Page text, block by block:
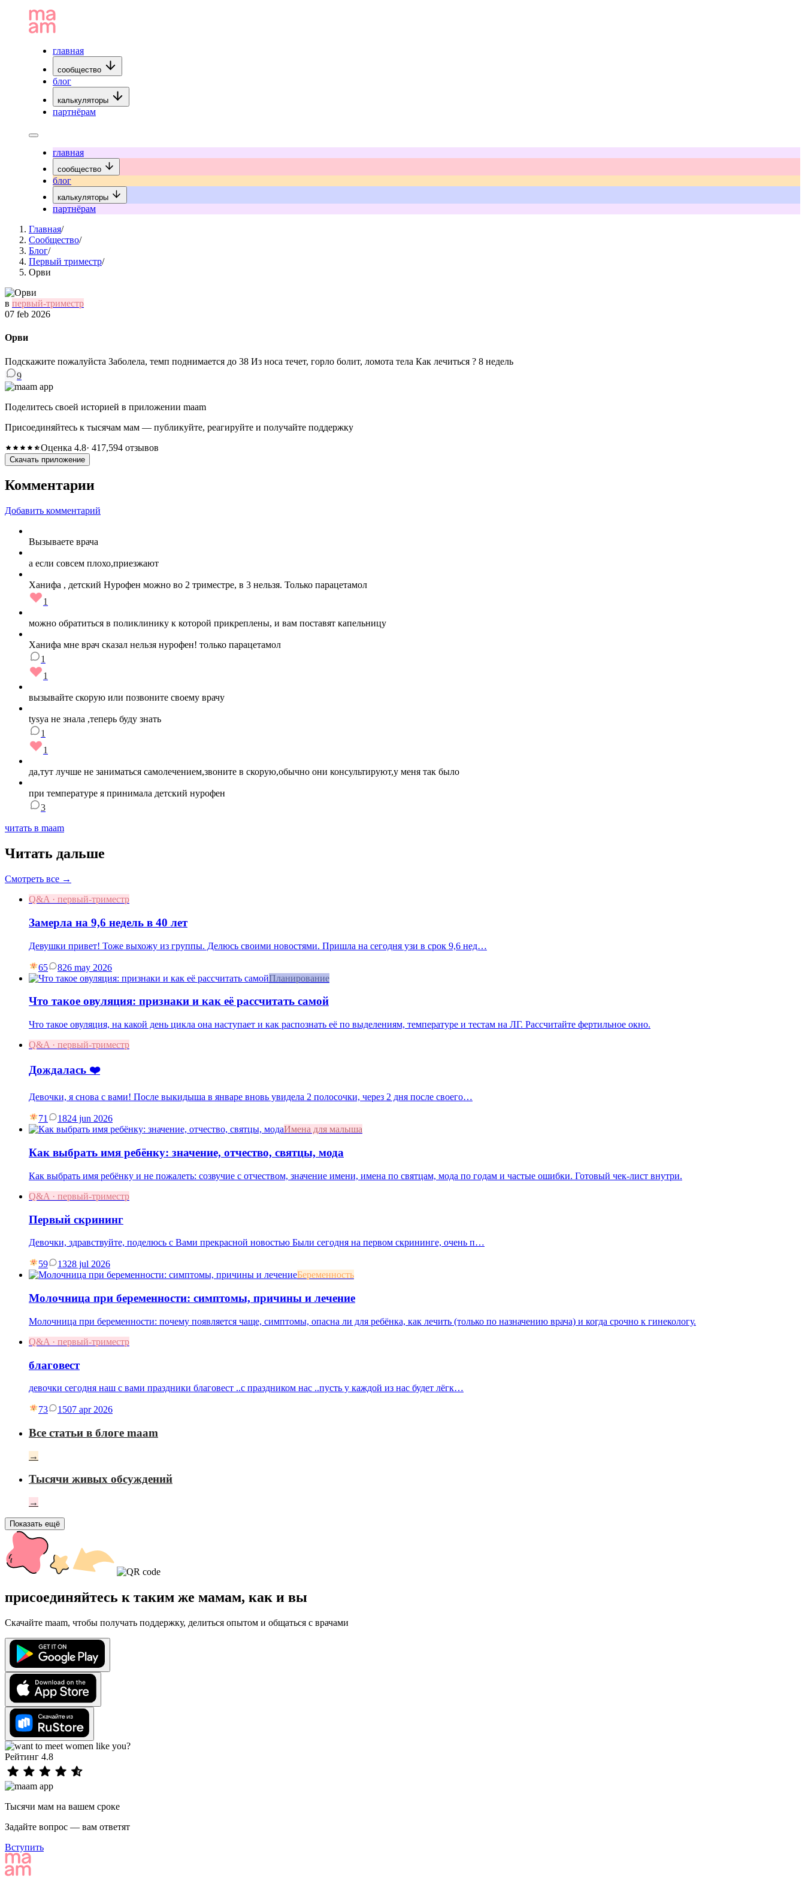
главная
сообщество
блог
калькуляторы
партнёрам
главная
сообщество
блог
калькуляторы
партнёрам
Главная/
Сообщество/
Блог/
Первый триместр/
Орви
в первый-триместр
07 feb 2026
Орви
Подскажите пожалуйста Заболела, темп поднимается до 38 Из носа течет, горло болит, ломота тела Как лечиться ? 8 недель
9
Поделитесь своей историей в приложении maam
Присоединяйтесь к тысячам мам — публикуйте, реагируйте и получайте поддержку
Оценка 4.8· 417,594 отзывов
Скачать приложение
Комментарии
Добавить комментарий
Вызываете врача
а если совсем плохо,приезжают
Ханифа , детский Нурофен можно во 2 триместре, в 3 нельзя. Только парацетамол
1
можно обратиться в поликлинику к которой прикреплены, и вам поставят капельницу
Ханифа мне врач сказал нельзя нурофен! только парацетамол
1
1
вызывайте скорую или позвоните своему врачу
tysya не знала ,теперь буду знать
1
1
да,тут лучше не заниматься самолечением,звоните в скорую,обычно они консультируют,у меня так было
при температуре я принимала детский нурофен
3
читать в maam
Читать дальше
Смотреть все →
Q&A · первый-триместр
Замерла на 9,6 недель в 40 лет
Девушки привет! Тоже выхожу из группы. Делюсь своими новостями. Пришла на сегодня узи в срок 9,6 нед…
65 826 may 2026
Планирование
Что такое овуляция: признаки и как её рассчитать самой
Что такое овуляция, на какой день цикла она наступает и как распознать её по выделениям, температуре и тестам на ЛГ. Рассчитайте фертильное окно.
Q&A · первый-триместр
Дождалась ❤️
Девочки, я снова с вами! После выкидыша в январе вновь увидела 2 полосочки, через 2 дня после своего…
71 1824 jun 2026
Имена для малыша
Как выбрать имя ребёнку: значение, отчество, святцы, мода
Как выбрать имя ребёнку и не пожалеть: созвучие с отчеством, значение имени, имена по святцам, мода по годам и частые ошибки. Готовый чек-лист внутри.
Q&A · первый-триместр
Первый скрининг
Девочки, здравствуйте, поделюсь с Вами прекрасной новостью Были сегодня на первом скрининге, очень п…
59 1328 jul 2026
Беременность
Молочница при беременности: симптомы, причины и лечение
Молочница при беременности: почему появляется чаще, симптомы, опасна ли для ребёнка, как лечить (только по назначению врача) и когда срочно к гинекологу.
Q&A · первый-триместр
благовест
девочки сегодня наш с вами праздники благовест ..с праздником нас ..пусть у каждой из нас будет лёгк…
73 1507 apr 2026
Все статьи в блоге maam
→
Тысячи живых обсуждений
→
Показать ещё
присоединяйтесь к таким же мамам, как и вы
Скачайте maam, чтобы получать поддержку, делиться опытом и общаться с врачами
Рейтинг 4.8
Тысячи мам на вашем сроке
Задайте вопрос — вам ответят
Вступить